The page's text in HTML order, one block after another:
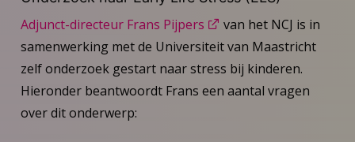
Adjunct-directeur Frans Pijpers
van het NCJ is in
samenwerking met de Universiteit van Maastricht
zelf onderzoek gestart naar stress bij kinderen.
Hieronder beantwoordt Frans een aantal vragen
over dit onderwerp: